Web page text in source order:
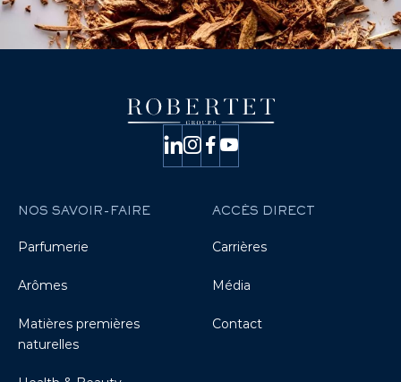
NOS SAVOIR-FAIRE
Parfumerie
Arômes
Matières premières
naturelles
ACCÈS DIRECT
Carrières
Média
Contact